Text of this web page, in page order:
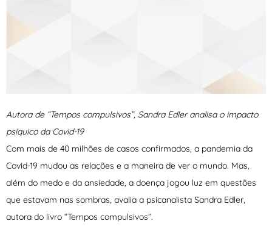
Autora de “Tempos compulsivos”, Sandra Edler analisa o impacto
psíquico da Covid-19
Com mais de 40 milhões de casos confirmados, a pandemia da
Covid-19 mudou as relações e a maneira de ver o mundo. Mas,
além do medo e da ansiedade, a doença jogou luz em questões
que estavam nas sombras, avalia a psicanalista Sandra Edler,
autora do livro “Tempos compulsivos”.